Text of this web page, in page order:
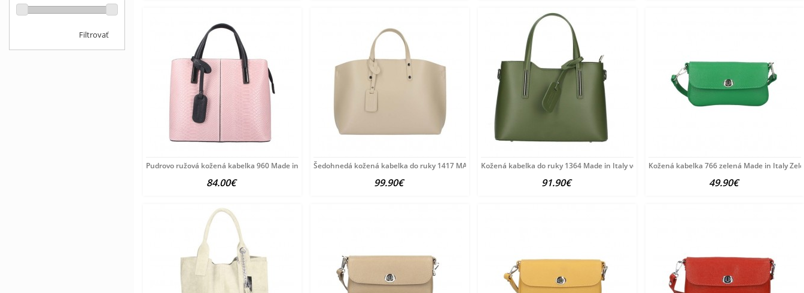
Pudrovo ružová kožená kabelka 960 Made in Italy Ružová
84.00€
Šedohnedá kožená kabelka do ruky 1417 MADE IN ITALY
99.90€
Kožená kabelka do ruky 1364 Made in Italy vojensky zelená
91.90€
Kožená kabelka 766 zelená Made in Italy
49.90€
Filtrovať